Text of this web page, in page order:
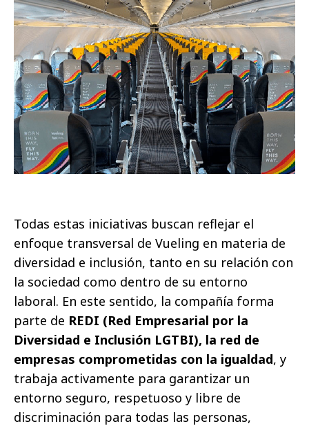
Todas estas iniciativas buscan reflejar el
enfoque transversal de Vueling en materia de
diversidad e inclusión, tanto en su relación con
la sociedad como dentro de su entorno
laboral. En este sentido, la compañía forma
parte de REDI (Red Empresarial por la
Diversidad e Inclusión LGTBI), la red de
empresas comprometidas con la igualdad, y
trabaja activamente para garantizar un
entorno seguro, respetuoso y libre de
discriminación para todas las personas,